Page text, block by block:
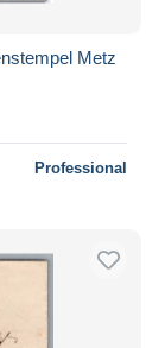
Metz
Professional